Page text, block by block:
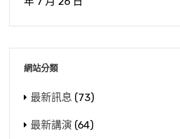
網站分類
最新訊息 (73)
最新講演 (64)